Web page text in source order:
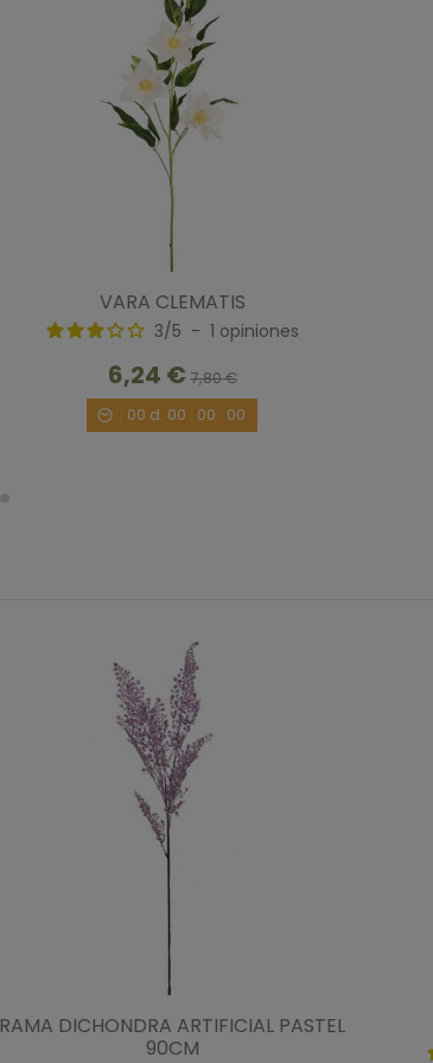
, tras una experiencia del
VARA CLEMATIS
3/5 - 1 opiniones
6,24 €7,80 €
00 d. 00 : 00 : 00
RAMA DICHONDRA ARTIFICIAL PASTEL
90CM